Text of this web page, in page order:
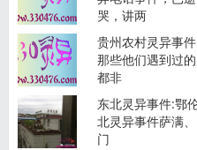
哭，讲两
贵州农村灵异事
那些他们遇到过的
都非
东北灵异事件:鄂
北灵异事件萨满
门